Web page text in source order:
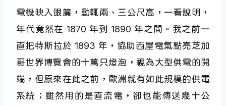
電機映入眼簾，動輒兩、三公尺高，一看說明，
年代竟然在 1870 年到 1890 年之間。我之前一
直把特斯拉於 1893 年，協助西屋電氣點亮芝加
哥世界博覽會的十萬只燈泡，視為大型供電的開
端，但原來在此之前，歐洲就有如此規模的供電
系統；雖然用的是直流電，卻也能傳送幾十公